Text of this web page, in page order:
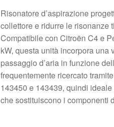
Risonatore d’aspirazione
collettore e ridurre le risonanze
Compatibile con Citroën C4 e
kW, questa unità incorpora
passaggio d’aria in funzione
frequentemente ricercato
143450 e 143439, quindi
che sostituiscono i componenti